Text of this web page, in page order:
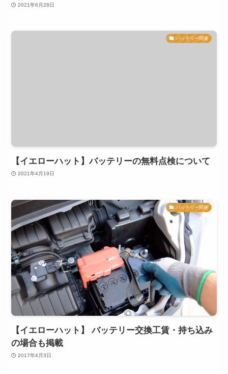
2021年6月28日
バッテリー関連
【イエローハット】バッテリーの無料点検について
2021年4月19日
バッテリー関連
【イエローハット】 バッテリー交換工賃・持ち込み
の場合も掲載
2017年4月3日